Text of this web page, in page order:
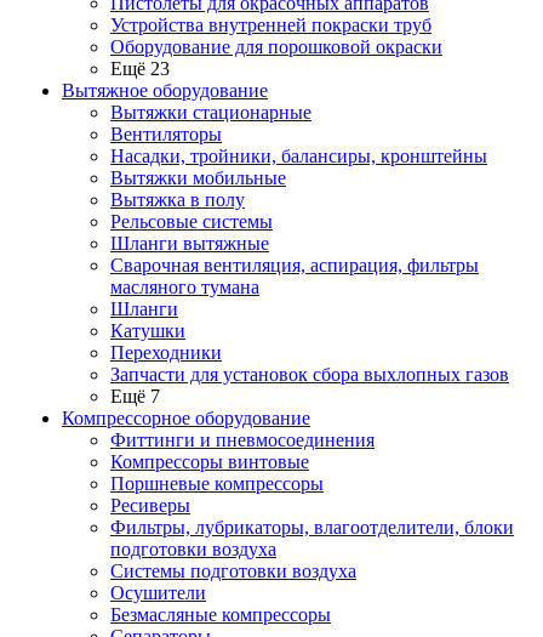
Устройства внутренней покраски труб
Оборудование для порошковой окраски
Ещё 23
Вытяжное оборудование
Вытяжки стационарные
Вентиляторы
Насадки, тройники, балансиры, кронштейны
Вытяжки мобильные
Вытяжка в полу
Рельсовые системы
Шланги вытяжные
Сварочная вентиляция, аспирация, фильтры
масляного тумана
Шланги
Катушки
Переходники
Запчасти для установок сбора выхлопных газов
Ещё 7
Компрессорное оборудование
Фиттинги и пневмосоединения
Компрессоры винтовые
Поршневые компрессоры
Ресиверы
Фильтры, лубрикаторы, влагоотделители, блоки
подготовки воздуха
Системы подготовки воздуха
Осушители
Безмасляные компрессоры